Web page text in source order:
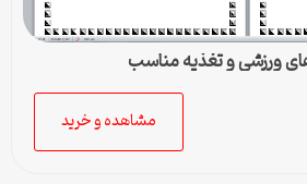
ورزشی و تغذیه مناسب
مشاهده و خرید